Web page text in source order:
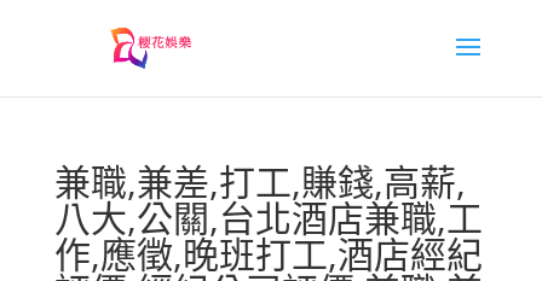
兼職,兼差,打工,賺錢,高薪,
八大,公關,台北酒店兼職,工
作,應徵,晚班打工,酒店經紀